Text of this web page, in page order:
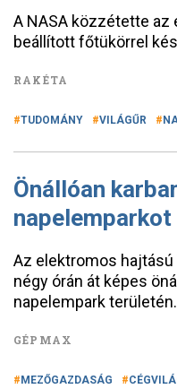
A NASA közzétette az
beállított főtükörrel
RAKÉTA
TUDOMÁNY VILÁGŰR
Önállóan
Az elektromos
négy órán át képes
napelempark területén.
GÉPMAX
MEZŐGAZDASÁG